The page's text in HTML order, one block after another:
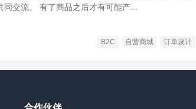
全，值此时间分享一些经验出来，希望可以共同交流。 有了商品之后才有可能产...
B2C 自营商城 订单设计